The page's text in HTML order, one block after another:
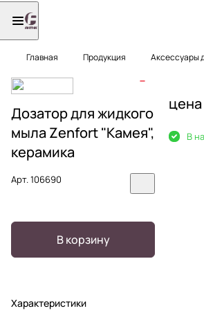
Главная Продукция Аксессуары
Дозатор для жидкого
мыла Zenfort "Камея",
керамика
Арт.106690
В корзину
Характеристики
В